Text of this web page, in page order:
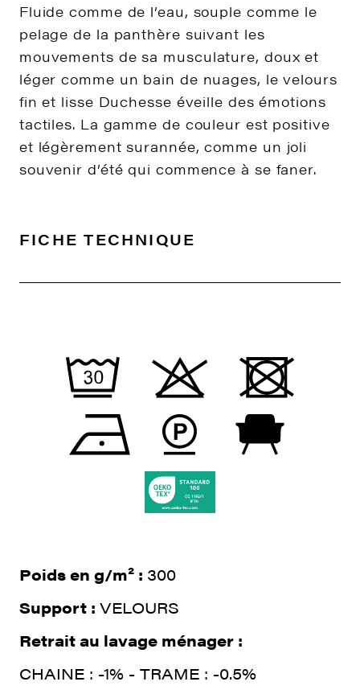
Fluide comme de l’eau, souple comme le
pelage de la panthère suivant les
mouvements de sa musculature, doux et
léger comme un bain de nuages, le velours
fin et lisse Duchesse éveille des émotions
tactiles. La gamme de couleur est positive
et légèrement surannée, comme un joli
souvenir d’été qui commence à se faner.
FICHE TECHNIQUE
Poids en g/m² : 300
Support : VELOURS
Retrait au lavage ménager :
CHAINE : -1% - TRAME : -0.5%